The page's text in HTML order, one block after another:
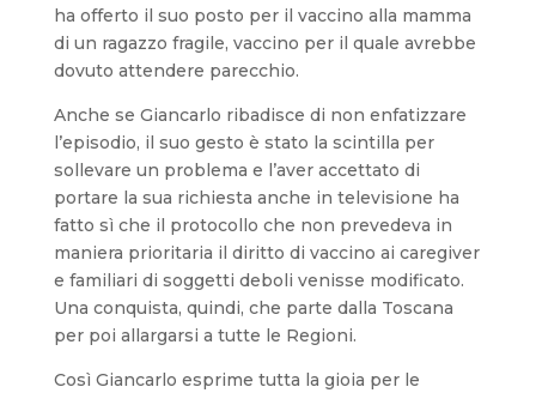
ha offerto il suo posto per il vaccino alla mamma
di un ragazzo fragile, vaccino per il quale avrebbe
dovuto attendere parecchio.
Anche se Giancarlo ribadisce di non enfatizzare
l’episodio, il suo gesto è stato la scintilla per
sollevare un problema e l’aver accettato di
portare la sua richiesta anche in televisione ha
fatto sì che il protocollo che non prevedeva in
maniera prioritaria il diritto di vaccino ai caregiver
e familiari di soggetti deboli venisse modificato.
Una conquista, quindi, che parte dalla Toscana
per poi allargarsi a tutte le Regioni.
Così Giancarlo esprime tutta la gioia per le